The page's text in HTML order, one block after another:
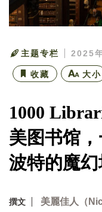
主题专栏 2025
收藏 大小
1000
美图书馆
波特的魔
撰文 美麗佳人（Nic